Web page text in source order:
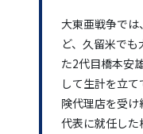
大東亜戦争で
ど、久留米で
た2代目橋本安
して生計を立
険代理店を受
代表に就任し